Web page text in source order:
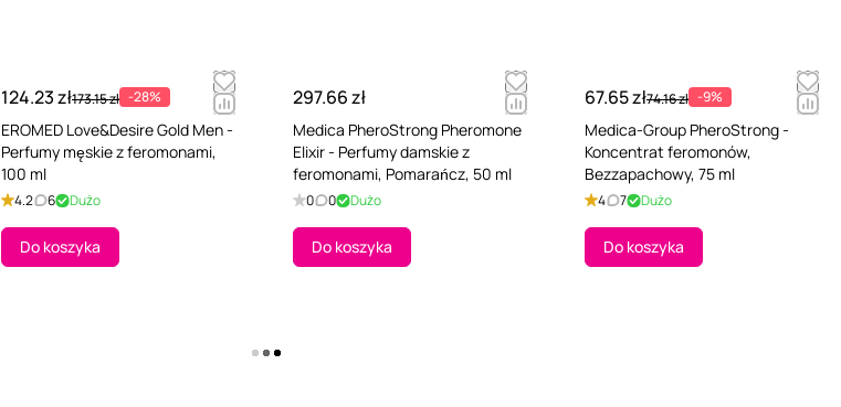
124.23 zł173.15 zł -28%
EROMED Love&Desire Gold Men -
Perfumy męskie z feromonami,
100 ml
4.2 6 Dużo
Do koszyka
297.66 zł
Medica PheroStrong Pheromone
Elixir - Perfumy damskie z
feromonami, Pomarańcz, 50 ml
0 0 Dużo
Do koszyka
67.65 zł74.16 zł -9%
Medica-Group PheroStrong -
Koncentrat feromonów,
Bezzapachowy, 75 ml
4 7 Dużo
Do koszyka
Pokaż więcej